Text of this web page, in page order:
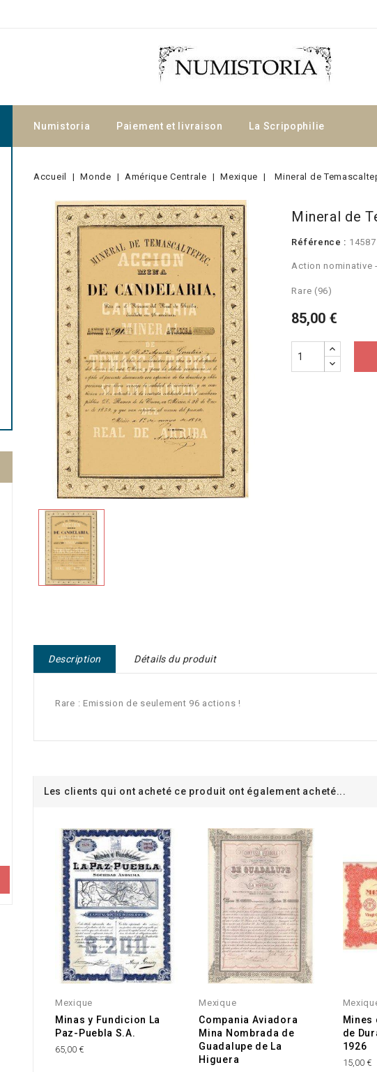
Numistoria Paiement et livraison La Scripophilie
Accueil Monde Amérique Centrale Mexique Mineral de
Mineral de
Référence : 14587
Action nominative
Rare (96)
85,00 €
Description Détails du produit
Rare : Emission de seulement 96 actions !
Les clients qui ont acheté ce produit ont également acheté...
Mexique
Minas y Fundicion La
Paz-Puebla S.A.
65,00 €
Mexique
Compania Aviadora
Mina Nombrada de
Guadalupe de La
Higuera
Mines
de
1926
15,00 €